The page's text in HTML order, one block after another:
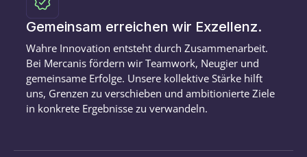
Gemeinsam erreichen wir Exzellenz.
Wahre Innovation entsteht durch Zusammenarbeit.
Bei Mercanis fördern wir Teamwork, Neugier und
gemeinsame Erfolge. Unsere kollektive Stärke hilft
uns, Grenzen zu verschieben und ambitionierte Ziele
in konkrete Ergebnisse zu verwandeln.